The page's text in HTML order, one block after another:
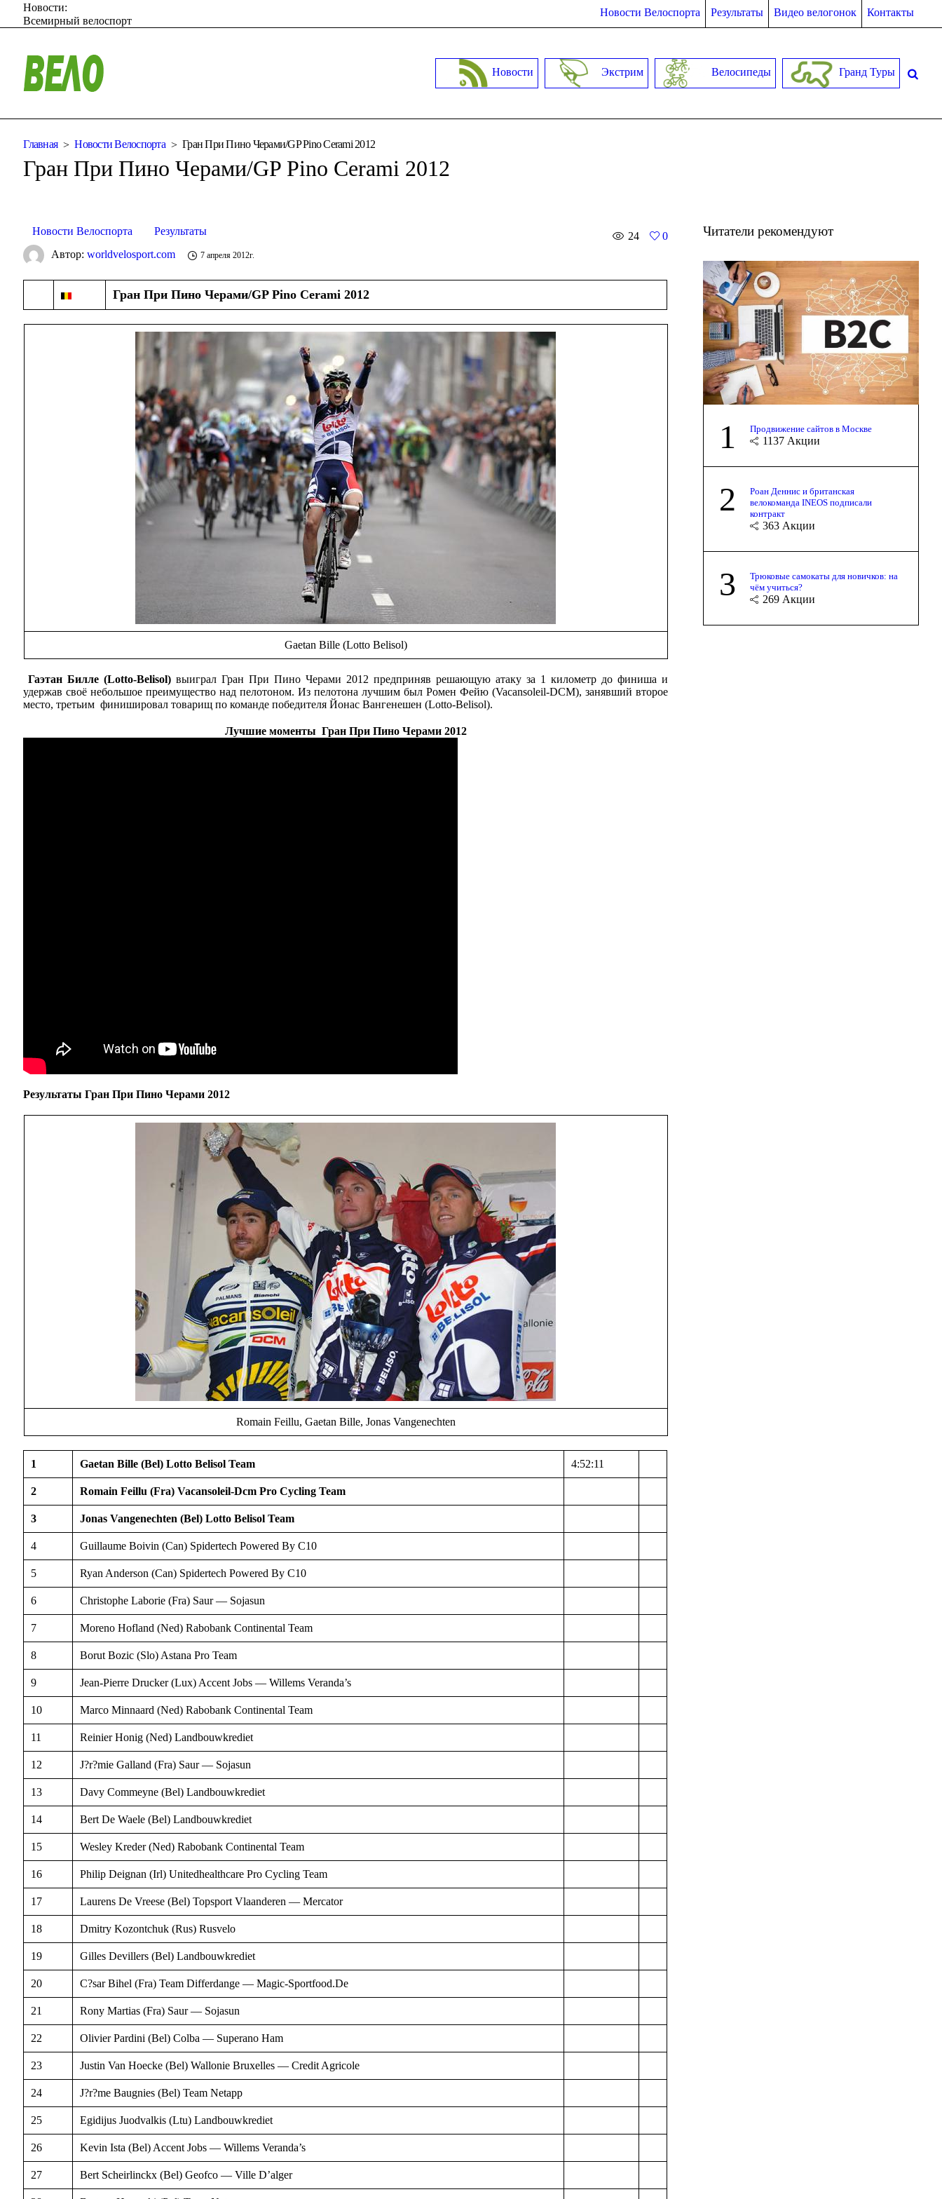
Новости Велоспорта Результаты Видео велогонок Контакты
Новости:
Всемирный велоспорт
Новости Экстрим Велосипеды Гранд Туры
Главная Новости Велоспорта Гран При Пино Черами/GP Pino Cerami 2012
Гран При Пино Черами/GP Pino Cerami 2012
Новости Велоспорта Результаты 24
0
Автор:worldvelosport.com 7 апреля 2012г.
Гран При Пино Черами/GP Pino Cerami 2012
Gaetan Bille (Lotto Belisol)
Гаэтан Билле (Lotto-Belisol) выиграл Гран При Пино Черами 2012 предприняв решающую атаку за 1 километр до финиша и
удержав своё небольшое преимущество над пелотоном. Из пелотона лучшим был Ромен Фейю (Vacansoleil-DCM), занявший второе
место, третьим финишировал товарищ по команде победителя Йонас Вангенешен (Lotto-Belisol).
Лучшие моменты Гран При Пино Черами 2012
Результаты Гран При Пино Черами 2012
Romain Feillu, Gaetan Bille, Jonas Vangenechten
1 Gaetan Bille (Bel) Lotto Belisol Team 4:52:11
2 Romain Feillu (Fra) Vacansoleil-Dcm Pro Cycling Team
3 Jonas Vangenechten (Bel) Lotto Belisol Team
4 Guillaume Boivin (Can) Spidertech Powered By C10
5 Ryan Anderson (Can) Spidertech Powered By C10
6 Christophe Laborie (Fra) Saur — Sojasun
7 Moreno Hofland (Ned) Rabobank Continental Team
8 Borut Bozic (Slo) Astana Pro Team
9 Jean-Pierre Drucker (Lux) Accent Jobs — Willems Veranda’s
10 Marco Minnaard (Ned) Rabobank Continental Team
11 Reinier Honig (Ned) Landbouwkrediet
12 J?r?mie Galland (Fra) Saur — Sojasun
13 Davy Commeyne (Bel) Landbouwkrediet
14 Bert De Waele (Bel) Landbouwkrediet
15 Wesley Kreder (Ned) Rabobank Continental Team
16 Philip Deignan (Irl) Unitedhealthcare Pro Cycling Team
17 Laurens De Vreese (Bel) Topsport Vlaanderen — Mercator
18 Dmitry Kozontchuk (Rus) Rusvelo
19 Gilles Devillers (Bel) Landbouwkrediet
20 C?sar Bihel (Fra) Team Differdange — Magic-Sportfood.De
21 Rony Martias (Fra) Saur — Sojasun
22 Olivier Pardini (Bel) Colba — Superano Ham
23 Justin Van Hoecke (Bel) Wallonie Bruxelles — Credit Agricole
24 J?r?me Baugnies (Bel) Team Netapp
25 Egidijus Juodvalkis (Ltu) Landbouwkrediet
26 Kevin Ista (Bel) Accent Jobs — Willems Veranda’s
27 Bert Scheirlinckx (Bel) Geofco — Ville D’alger
Читатели рекомендуют
1 Продвижение сайтов в Москве
1137 Акции
2
Роан Деннис и британская
велокоманда INEOS подписали
контракт
363 Акции
3
Трюковые самокаты для новичков: на
чём учиться?
269 Акции